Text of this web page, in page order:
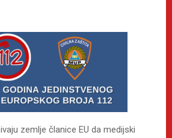
zemlje članice EU da medijski